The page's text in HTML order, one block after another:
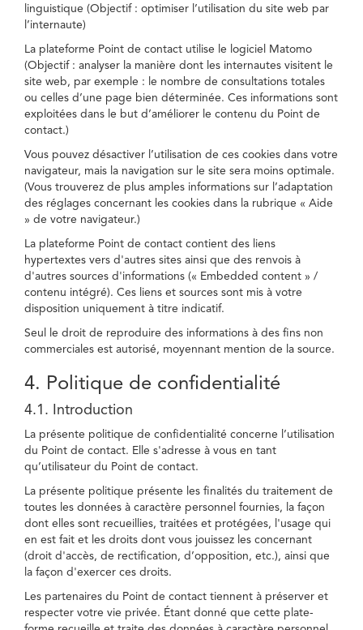
linguistique (Objectif : optimiser l’utilisation du site web par
l’internaute)
La plateforme Point de contact utilise le logiciel Matomo
(Objectif : analyser la manière dont les internautes visitent le
site web, par exemple : le nombre de consultations totales
ou celles d’une page bien déterminée. Ces informations sont
exploitées dans le but d’améliorer le contenu du Point de
contact.)
Vous pouvez désactiver l’utilisation de ces cookies dans votre
navigateur, mais la navigation sur le site sera moins optimale.
(Vous trouverez de plus amples informations sur l’adaptation
des réglages concernant les cookies dans la rubrique « Aide
» de votre navigateur.)
La plateforme Point de contact contient des liens
hypertextes vers d'autres sites ainsi que des renvois à
d'autres sources d'informations (« Embedded content » /
contenu intégré). Ces liens et sources sont mis à votre
disposition uniquement à titre indicatif.
Seul le droit de reproduire des informations à des fins non
commerciales est autorisé, moyennant mention de la source.
4. Politique de confidentialité
4.1. Introduction
La présente politique de confidentialité concerne l’utilisation
du Point de contact. Elle s'adresse à vous en tant
qu’utilisateur du Point de contact.
La présente politique présente les finalités du traitement de
toutes les données à caractère personnel fournies, la façon
dont elles sont recueillies, traitées et protégées, l'usage qui
en est fait et les droits dont vous jouissez les concernant
(droit d'accès, de rectification, d’opposition, etc.), ainsi que
la façon d'exercer ces droits.
Les partenaires du Point de contact tiennent à préserver et
respecter votre vie privée. Étant donné que cette plate-